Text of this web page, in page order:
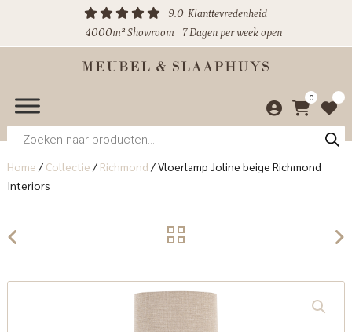
9.0 Klanttevredenheid
4000m² Showroom
7 Dagen per week open
0
Producten
zoeken
Home / Collectie / Richmond /Vloerlamp Joline beige Richmond
Interiors